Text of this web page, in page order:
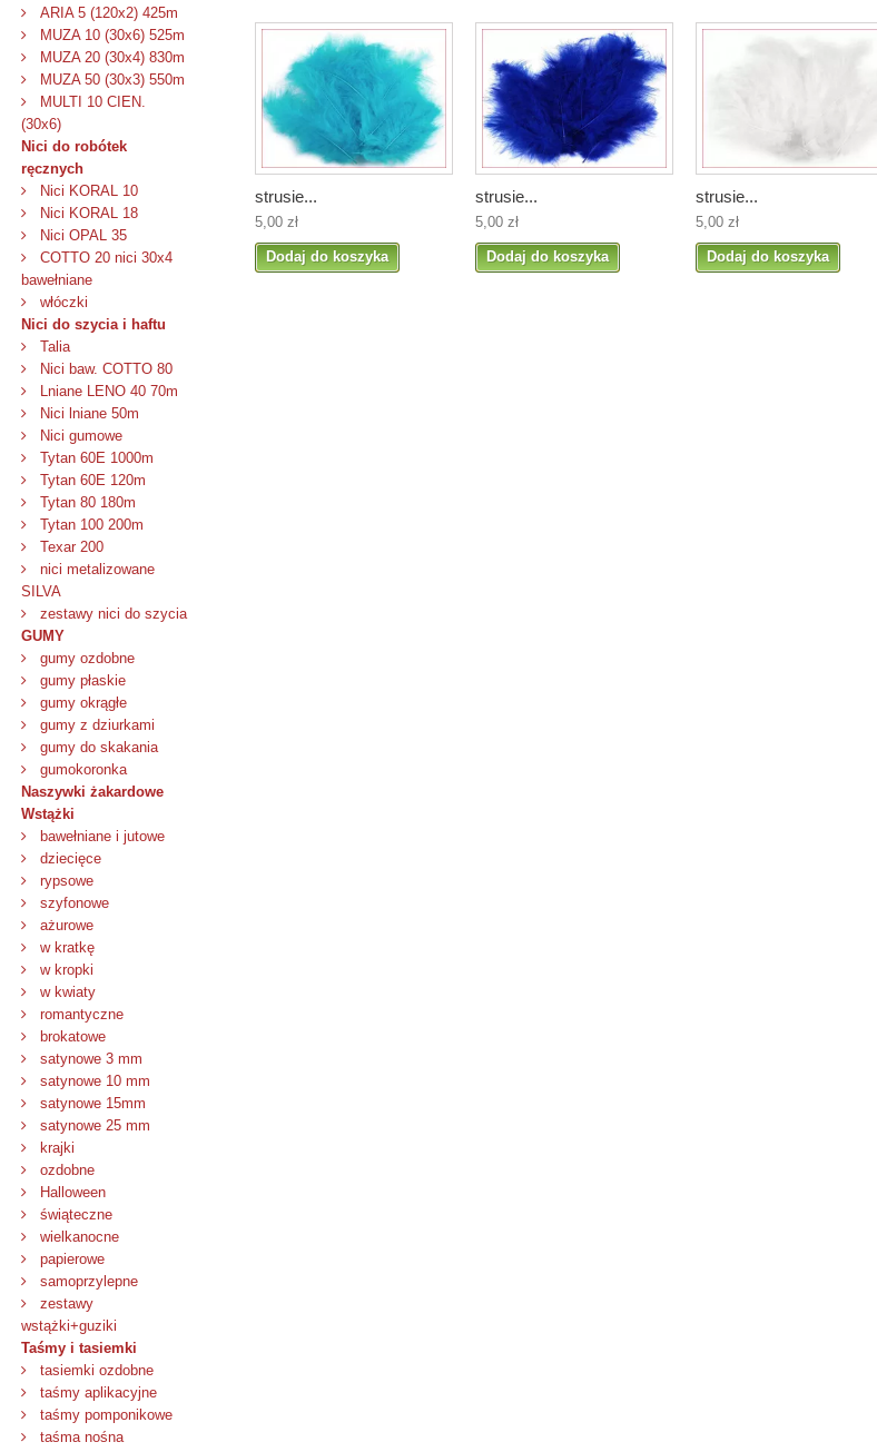
ARIA 5 (120x2) 425m
MUZA 10 (30x6) 525m
MUZA 20 (30x4) 830m
MUZA 50 (30x3) 550m
MULTI 10 CIEN.
(30x6)
Nici do robótek
ręcznych
Nici KORAL 10
Nici KORAL 18
Nici OPAL 35
COTTO 20 nici 30x4
bawełniane
włóczki
Nici do szycia i haftu
Talia
Nici baw. COTTO 80
Lniane LENO 40 70m
Nici lniane 50m
Nici gumowe
Tytan 60E 1000m
Tytan 60E 120m
Tytan 80 180m
Tytan 100 200m
Texar 200
nici metalizowane
SILVA
zestawy nici do szycia
GUMY
gumy ozdobne
gumy płaskie
gumy okrągłe
gumy z dziurkami
gumy do skakania
gumokoronka
Naszywki żakardowe
Wstążki
bawełniane i jutowe
dziecięce
rypsowe
szyfonowe
ażurowe
w kratkę
w kropki
w kwiaty
romantyczne
brokatowe
satynowe 3 mm
satynowe 10 mm
satynowe 15mm
satynowe 25 mm
krajki
ozdobne
Halloween
świąteczne
wielkanocne
papierowe
samoprzylepne
zestawy
wstążki+guziki
Taśmy i tasiemki
tasiemki ozdobne
taśmy aplikacyjne
taśmy pomponikowe
taśma nośna
strusie...
5,00 zł
Dodaj do koszyka
strusie...
5,00 zł
Dodaj do koszyka
strusie...
5,00 zł
Dodaj do koszyka